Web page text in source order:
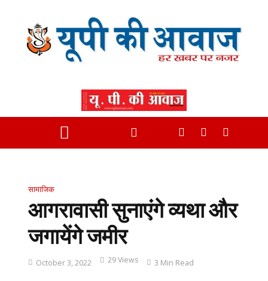
सामाजिक
आगरावासी सुनाएंगे व्यथा और
जगायेंगे जमीर
October 3, 2022 29 Views 3 Min Read